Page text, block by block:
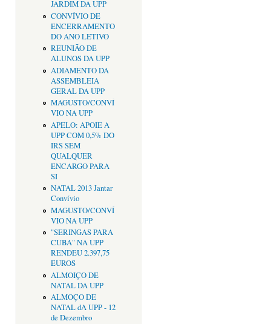
JARDIM DA UPP
CONVÍVIO DE
ENCERRAMENTO
DO ANO LETIVO
REUNIÃO DE
ALUNOS DA UPP
ADIAMENTO DA
ASSEMBLEIA
GERAL DA UPP
MAGUSTO/CONVÍ
VIO NA UPP
APELO: APOIE A
UPP COM 0,5% DO
IRS SEM
QUALQUER
ENCARGO PARA
SI
NATAL 2013 Jantar
Convívio
MAGUSTO/CONVÍ
VIO NA UPP
"SERINGAS PARA
CUBA" NA UPP
RENDEU 2.397,75
EUROS
ALMOIÇO DE
NATAL DA UPP
ALMOÇO DE
NATAL dA UPP - 12
de Dezembro